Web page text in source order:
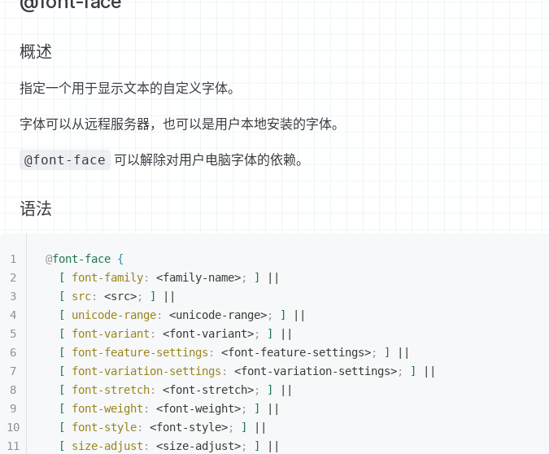
概述
指定一个用于显示文本的自定义字体。
字体可以从远程服务器，也可以是用户本地安装的字体。
@font-face 可以解除对用户电脑字体的依赖。
语法
@font-face {
[
font-family: <family-name>; ]
[
src: <src>; ]
[
unicode-range: <unicode-range>; ]
[
font-variant : <font-variant>; ]
[
font-feature-settings : <font-feature-settings>; ]
[
font-variation-settings : <font-variation-settings>; ]
[
font-stretch: <font-stretch>; ]
[
font-weight : <font-weight>; ]
[
font-style: <font-style>; ]
[
size-adjust : <size-adjust>; ]